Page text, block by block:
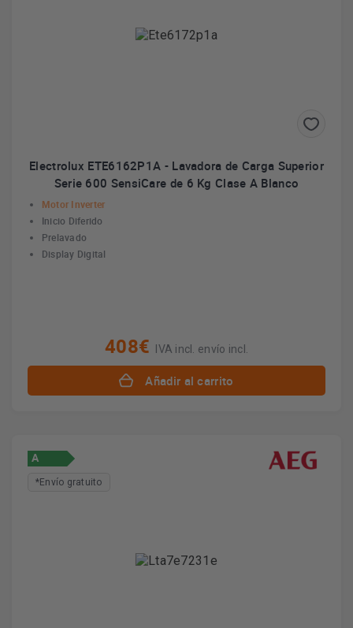
Electrolux ETE6162P1A - Lavadora de Carga Superior
Serie 600 SensiCare de 6 Kg Clase A Blanco
Motor Inverter
Inicio Diferido
Prelavado
Display Digital
408€ IVA incl. envío incl.
Añadir al carrito
A
*Envío gratuito